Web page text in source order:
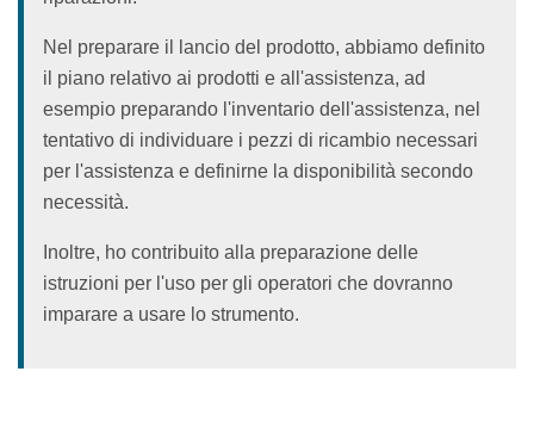
Nel preparare il lancio del prodotto, abbiamo definito
il piano relativo ai prodotti e all'assistenza, ad
esempio preparando l'inventario dell'assistenza, nel
tentativo di individuare i pezzi di ricambio necessari
per l'assistenza e definirne la disponibilità secondo
necessità.
Inoltre, ho contribuito alla preparazione delle
istruzioni per l'uso per gli operatori che dovranno
imparare a usare lo strumento.